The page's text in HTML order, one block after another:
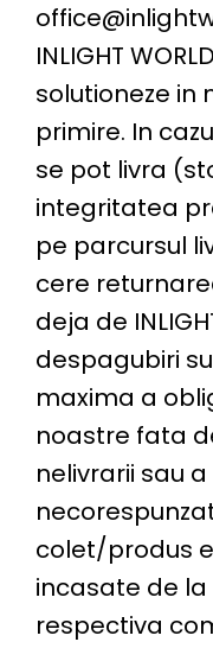
INLIGHT
solutioneze in
primire. In
se pot livra
integritatea
pe parcursul
cere
deja de
despagubiri
maxima a
noastre fata
nelivrarii sau a
colet/produs
incasate de
respectiva